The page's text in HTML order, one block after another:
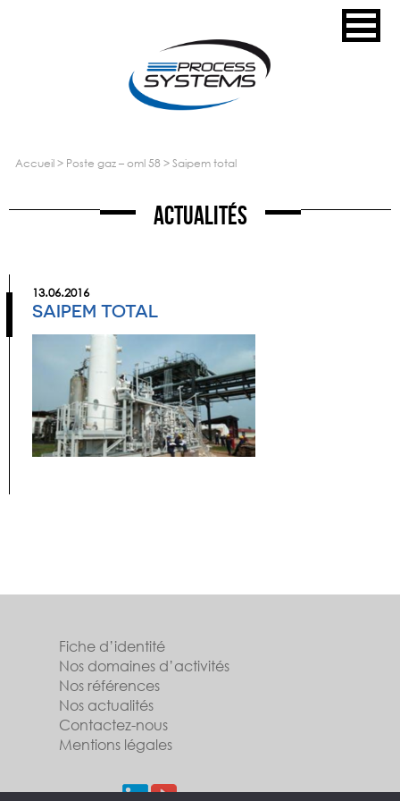
accueil> poste gaz – oml 58 > saipem total
Actualités
13.06.2016
SAIPEM TOTAL
Fiche d’identité
Nos domaines d’activités
Nos références
Nos actualités
Contactez-nous
Mentions légales